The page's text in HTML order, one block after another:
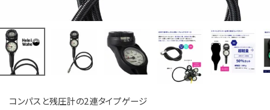
コンパスと残圧計の2連タイプゲージ